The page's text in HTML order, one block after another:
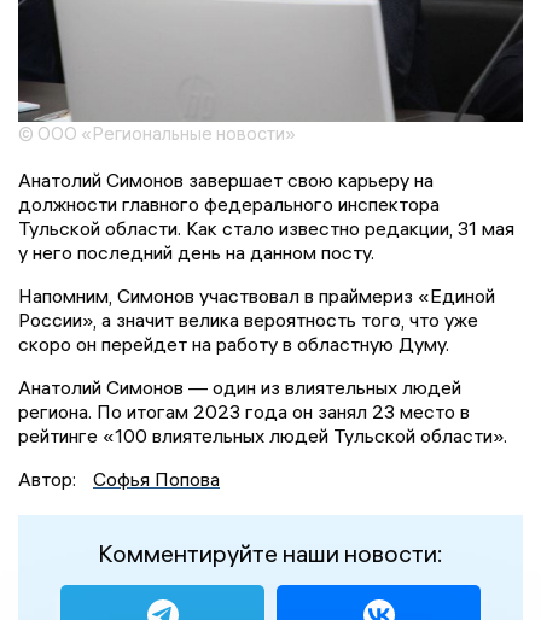
© ООО «Региональные новости»
Анатолий Симонов завершает свою карьеру на
должности главного федерального инспектора
Тульской области. Как стало известно редакции, 31 мая
у него последний день на данном посту.
Напомним, Симонов участвовал в праймериз «Единой
России», а значит велика вероятность того, что уже
скоро он перейдет на работу в областную Думу.
Анатолий Симонов — один из влиятельных людей
региона. По итогам 2023 года он занял 23 место в
рейтинге «100 влиятельных людей Тульской области».
Автор:
Софья Попова
Комментируйте наши новости: